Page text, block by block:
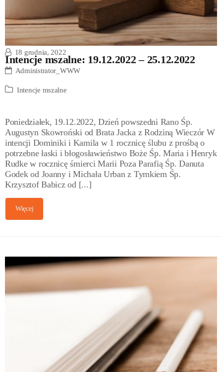
Intencje mszalne: 19.12.2022 – 25.12.2022
18 grudnia, 2022
Administrator_WWW
Intencje mszalne
Poniedziałek, 19.12.2022, Dzień powszedni Rano Śp.
Augustyn Skowroński od Brata Jacka z Rodziną Wieczór W
intencji Dominiki i Kamila w 1 rocznicę ślubu z prośbą o
potrzebne łaski i błogosławieństwo Boże Śp. Maria i Henryk
Rudke w rocznicę śmierci Marii Poza Parafią Śp. Danuta
Godek od Joanny i Michała Urban z Tymkiem Śp.
Krzysztof Babicz od [...]
Więcej